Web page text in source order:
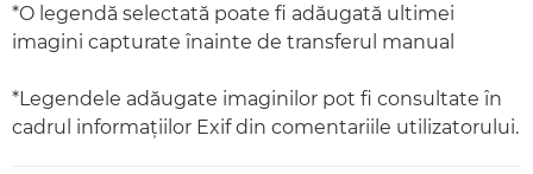
*O legendă selectată poate fi adăugată ultimei
imagini capturate înainte de transferul manual
*Legendele adăugate imaginilor pot fi consultate în
cadrul informaţiilor Exif din comentariile utilizatorului.